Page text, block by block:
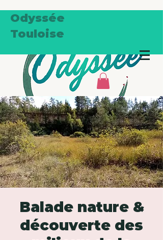
Odyssée
Touloise
Balade nature &
découverte des